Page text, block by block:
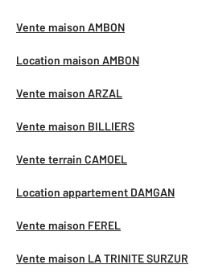
Vente maison AMBON
Location maison AMBON
Vente maison ARZAL
Vente maison BILLIERS
Vente terrain CAMOEL
Location appartement DAMGAN
Vente maison FEREL
Vente maison LA TRINITE SURZUR